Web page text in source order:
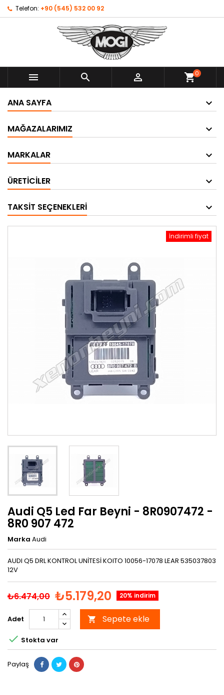
Telefon: +90 (545) 532 00 92
   shopping_cart0
ANA SAYFA
MAĞAZALARIMIZ
MARKALAR
ÜRETICILER
TAKSIT SEÇENEKLERI
İndirimli fiyat
Audi Q5 Led Far Beyni - 8R0907472 -
8R0 907 472
Marka Audi
AUDI Q5 DRL KONTROL UNİTESİ KOITO 10056-17078 LEAR 535037803
12V
₺6.474,00 ₺5.179,20 20% indirim
Adet  Sepete ekle
 Stokta var
Paylaş